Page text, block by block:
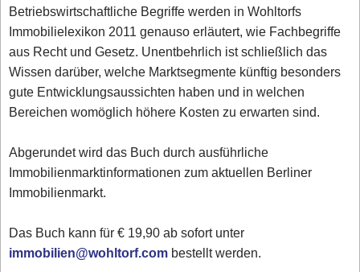
Betriebswirtschaftliche Begriffe werden in Wohltorfs
Immobilielexikon 2011 genauso erläutert, wie Fachbegriffe
aus Recht und Gesetz. Unentbehrlich ist schließlich das
Wissen darüber, welche Marktsegmente künftig besonders
gute Entwicklungsaussichten haben und in welchen
Bereichen womöglich höhere Kosten zu erwarten sind.
Abgerundet wird das Buch durch ausführliche
Immobilienmarktinformationen zum aktuellen Berliner
Immobilienmarkt.
Das Buch kann für € 19,90 ab sofort unter
immobilien@wohltorf.com bestellt werden.